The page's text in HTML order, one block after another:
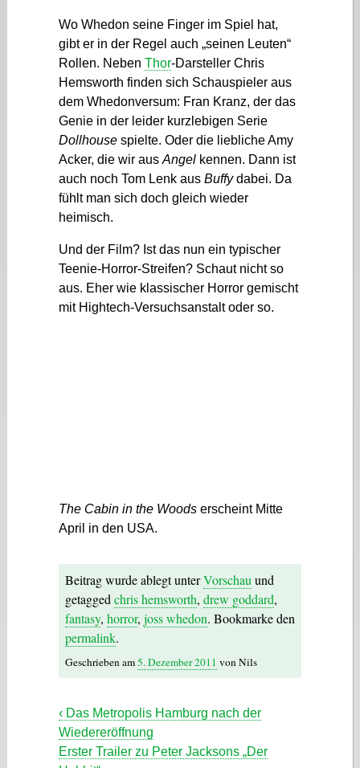
Wo Whedon seine Finger im Spiel hat,
gibt er in der Regel auch „seinen Leuten“
Rollen. Neben Thor-Darsteller Chris
Hemsworth finden sich Schauspieler aus
dem Whedonversum: Fran Kranz, der das
Genie in der leider kurzlebigen Serie
Dollhousespielte. Oder die liebliche Amy
Acker, die wir aus Angelkennen. Dann ist
auch noch Tom Lenk aus Buffydabei. Da
fühlt man sich doch gleich wieder
heimisch.
Und der Film? Ist das nun ein typischer
Teenie-Horror-Streifen? Schaut nicht so
aus. Eher wie klassischer Horror gemischt
mit Hightech-Versuchsanstalt oder so.
The Cabin in the Woodserscheint Mitte
April in den USA.
Beitrag wurde ablegt unterVorschau und
getagged chris hemsworth, drew goddard,
fantasy, horror, joss whedon. Bookmarke den
permalink.
Geschrieben am5. Dezember 2011 vonNils
‹Das Metropolis Hamburg nach der
Wiedereröffnung
Erster Trailer zu Peter Jacksons „Der